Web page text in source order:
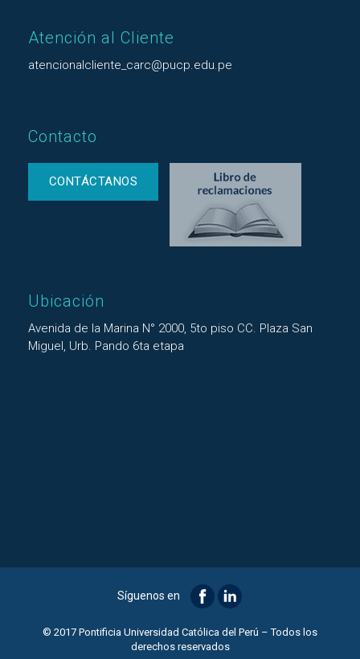
Atención al Cliente
atencionalcliente_carc@pucp.edu.pe
Contacto
CONTÁCTANOS
Ubicación
Avenida de la Marina N° 2000, 5to piso CC. Plaza San
Miguel, Urb. Pando 6ta etapa
Síguenos en
© 2017 Pontificia Universidad Católica del Perú – Todos los
derechos reservados